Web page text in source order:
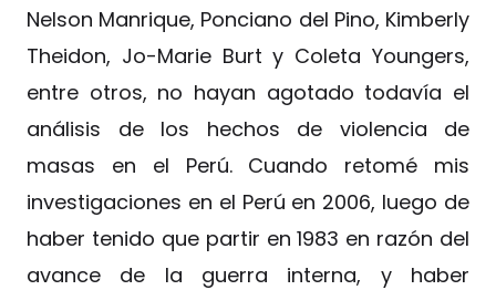
Nelson Manrique, Ponciano del Pino, Kimberly
Theidon, Jo-Marie Burt y Coleta Youngers,
entre otros, no hayan agotado todavía el
análisis de los hechos de violencia de
masas en el Perú. Cuando retomé mis
investigaciones en el Perú en 2006, luego de
haber tenido que partir en 1983 en razón del
avance de la guerra interna, y haber